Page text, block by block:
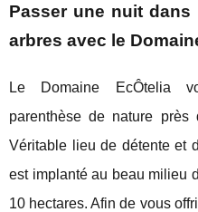
Passer une nuit
arbres avec le
Le Domaine EcÔtelia
parenthèse de nature près
Véritable lieu de détente et
est implanté au beau milieu
10 hectares. Afin de vous